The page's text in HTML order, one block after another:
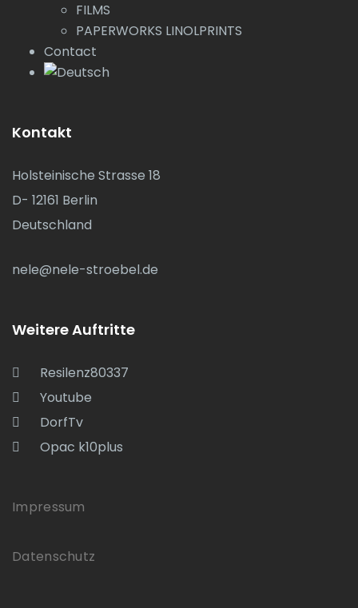
FILMS
PAPERWORKS LINOLPRINTS
Contact
Kontakt
Holsteinische Strasse 18
D- 12161 Berlin
Deutschland
nele@nele-stroebel.de
Weitere Auftritte
Resilenz80337
Youtube
DorfTv
Opac k10plus
Impressum
Datenschutz